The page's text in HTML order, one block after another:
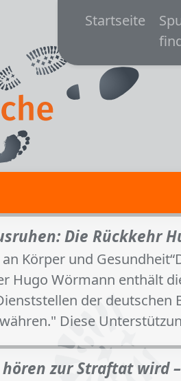
Zur
Main
Startseite
Die Rückkehr
an Körper und
Hugo Wörmann enthält
der
Diese
hören zur Straftat